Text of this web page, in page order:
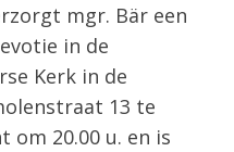
mgr. Bär een
in de
Kerk in de
13 te
om 20.00 u. en is